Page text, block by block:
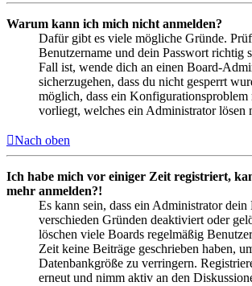
Warum kann ich mich nicht anmelden?
Dafür gibt es viele mögliche Gründe.
Benutzername und dein Passwort richtig
Fall ist, wende dich an einen Board-
sicherzugehen, dass du nicht gesperrt
möglich, dass ein Konfigurationsproblem
vorliegt, welches ein Administrator lösen
Nach oben
Ich habe mich vor einiger Zeit registriert,
mehr anmelden?!
Es kann sein, dass ein Administrator dein
verschieden Gründen deaktiviert oder
löschen viele Boards regelmäßig
Zeit keine Beiträge geschrieben haben,
Datenbankgröße zu verringern.
erneut und nimm aktiv an den